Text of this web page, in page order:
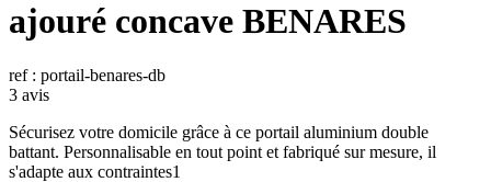
ajouré concave BENARES
ref : portail-benares-db
3 avis
Sécurisez votre domicile grâce à ce portail aluminium double
battant. Personnalisable en tout point et fabriqué sur mesure, il
s'adapte aux contraintes1